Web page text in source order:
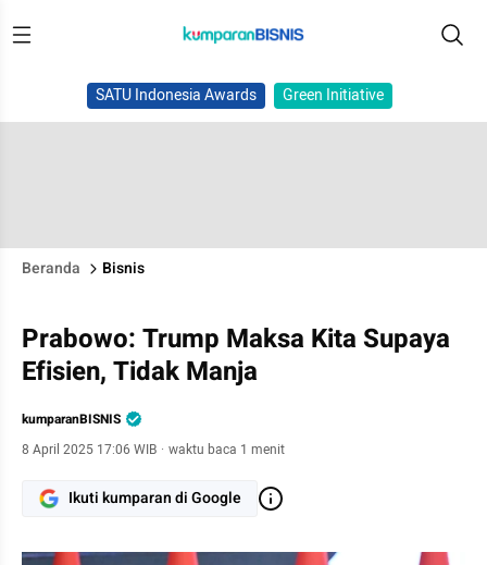
SATU Indonesia Awards Green Initiative
Beranda Bisnis
Prabowo: Trump Maksa Kita Supaya
Efisien, Tidak Manja
kumparanBISNIS
8 April 2025 17:06 WIB · waktu baca 1 menit
Ikuti kumparan di Google